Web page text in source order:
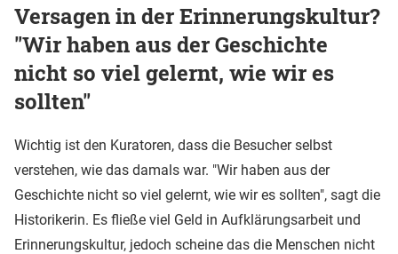
Versagen in der Erinnerungskultur?
"Wir haben aus der Geschichte
nicht so viel gelernt, wie wir es
sollten"
Wichtig ist den Kuratoren, dass die Besucher selbst
verstehen, wie das damals war. "Wir haben aus der
Geschichte nicht so viel gelernt, wie wir es sollten", sagt die
Historikerin. Es fließe viel Geld in Aufklärungsarbeit und
Erinnerungskultur, jedoch scheine das die Menschen nicht